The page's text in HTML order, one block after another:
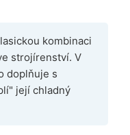
kombinaci
strojírenství. V
doplňuje s
její chladný